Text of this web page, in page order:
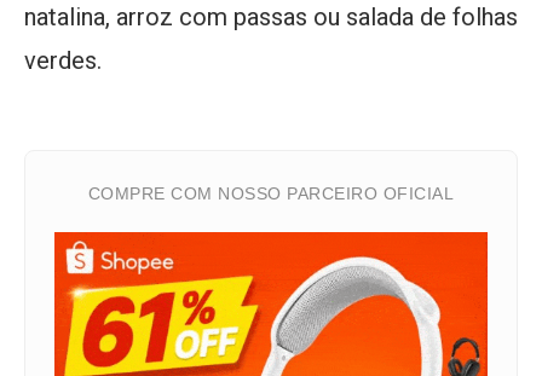
natalina, arroz com passas ou salada de folhas
verdes.
COMPRE COM NOSSO PARCEIRO OFICIAL